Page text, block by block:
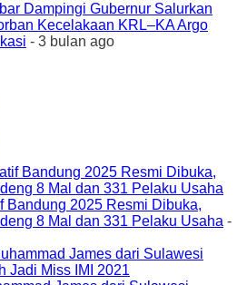
Dampingi Gubernur Salurkan
Kecelakaan KRL–KA Argo
- 3 bulan ago
Bandung 2025 Resmi Dibuka,
8 Mal dan 331 Pelaku Usaha -